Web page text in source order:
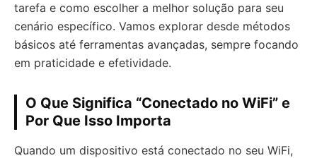
tarefa e como escolher a melhor solução para seu
cenário específico. Vamos explorar desde métodos
básicos até ferramentas avançadas, sempre focando
em praticidade e efetividade.
O Que Significa “Conectado no WiFi” e
Por Que Isso Importa
Quando um dispositivo está conectado no seu WiFi,